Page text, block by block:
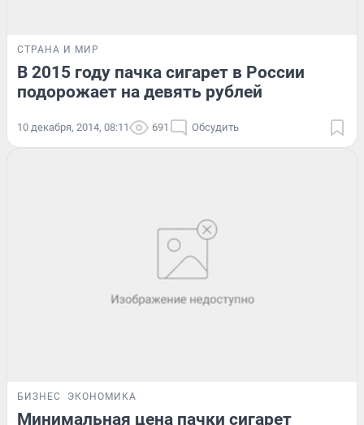
СТРАНА И МИР
В 2015 году пачка сигарет в России
подорожает на девять рублей
10 декабря, 2014, 08:11 691 Обсудить
БИЗНЕС ЭКОНОМИКА
Минимальная цена пачки сигарет